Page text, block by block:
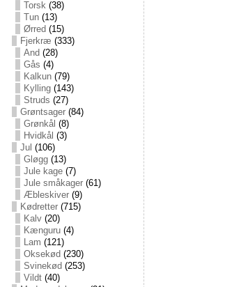
Torsk(38)
Tun(13)
Ørred (15)
Fjerkræ (333)
And (28)
Gås (4)
Kalkun(79)
Kylling(143)
Struds (27)
Grøntsager(84)
Grønkål (8)
Hvidkål (3)
Jul (106)
Gløgg(13)
Jule kage(7)
Jule småkager(61)
Æbleskiver(9)
Kødretter(715)
Kalv(20)
Kænguru(4)
Lam (121)
Oksekød (230)
Svinekød (253)
Vildt(40)